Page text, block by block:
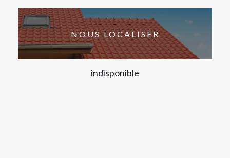
NOUS LOCALISER
indisponible